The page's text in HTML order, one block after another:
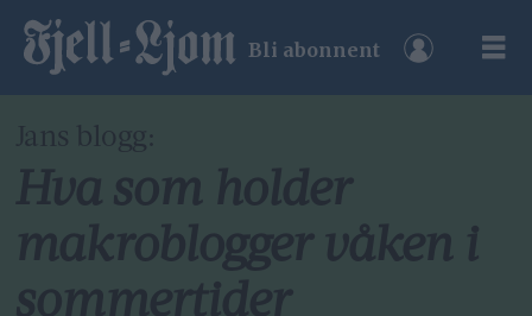
Bli abonnent
Jans blogg:
Hva som holder
makroblogger våken i
sommertider